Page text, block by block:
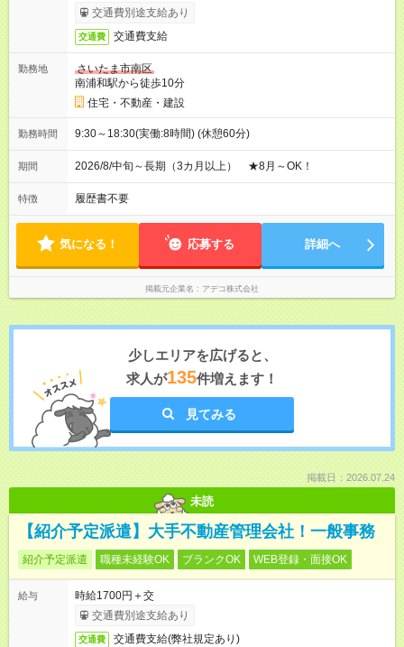
交通費別途支給あり
交通費 交通費支給
勤務地
さいたま市南区
南浦和駅から徒歩10分
住宅・不動産・建設
勤務時間 9:30～18:30(実働:8時間) (休憩60分)
期間 2026/8/中旬～長期（3カ月以上） ★8月～OK！
特徴 履歴書不要
気になる！ 応募する 詳細へ
掲載元企業名 アデコ株式会社
少しエリアを広げると、
求人が135件増えます！
見てみる
掲載日：2026.07.24
未読
【紹介予定派遣】大手不動産管理会社！一般事務
紹介予定派遣 職種未経験OK ブランクOK WEB登録・面接OK
給与
時給1700円＋交
交通費別途支給あり
交通費 交通費支給(弊社規定あり)